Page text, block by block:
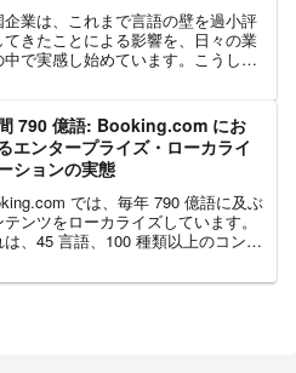
企業は、これまで言語の壁を過小評
てきたことによる影響を、日々の業
中で実感し始めています。こうした
ます。こうした傾向は、DeepL が実
た最新の...
790 億語: Booking.com にお
エンタープライズ・ローカライ
ションの実態
では、毎年 790 億語に及ぶ
テンツをローカライズしています。
は、45 言語、100 種類以上のコンテ
します。これほどの規模になると、